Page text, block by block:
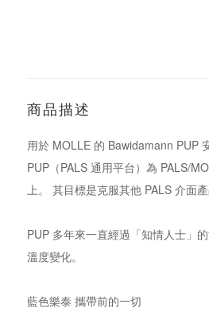
商品描述
用於 MOLLE 的 Bawidamann PUP
PUP（PALS 通用平台）為 PALS/
上。 其目標是克服其他 PALS 介面
PUP 多年來一直經過「知情人士」
溫度變化。
藍色樂泰 攜帶前的一切